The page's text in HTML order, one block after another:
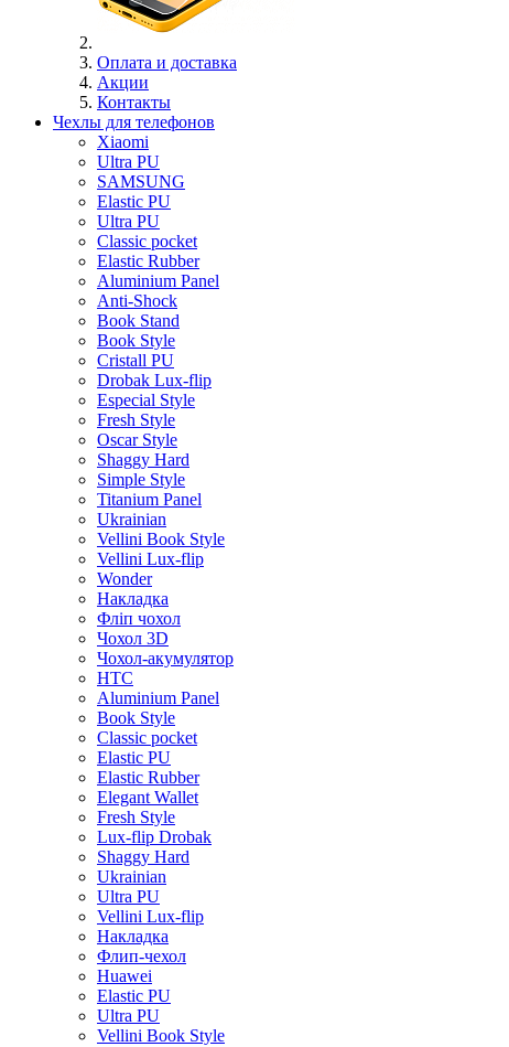
Оплата и доставка
Акции
Контакты
Чехлы для телефонов
Xiaomi
Ultra PU
SAMSUNG
Elastic PU
Ultra PU
Classic pocket
Elastic Rubber
Aluminium Panel
Anti-Shock
Book Stand
Book Style
Cristall PU
Drobak Lux-flip
Especial Style
Fresh Style
Oscar Style
Shaggy Hard
Simple Style
Titanium Panel
Ukrainian
Vellini Book Style
Vellini Lux-flip
Wonder
Накладка
Фліп чохол
Чохол 3D
Чохол-акумулятор
HTC
Aluminium Panel
Book Style
Classic pocket
Elastic PU
Elastic Rubber
Elegant Wallet
Fresh Style
Lux-flip Drobak
Shaggy Hard
Ukrainian
Ultra PU
Vellini Lux-flip
Накладка
Флип-чехол
Huawei
Elastic PU
Ultra PU
Vellini Book Style